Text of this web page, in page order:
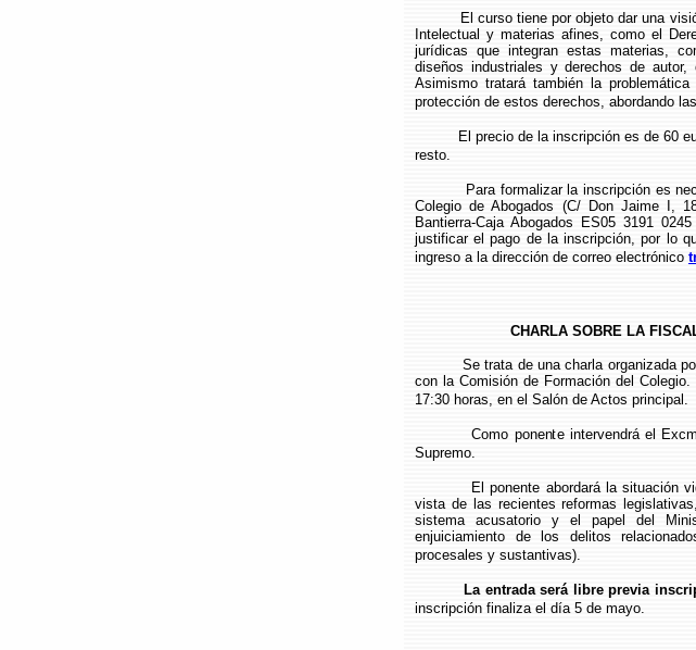
El curso tiene por objeto dar una visión
Intelectual y materias afines, como el
jurídicas que integran estas materias,
diseños industriales y derechos de
Asimismo tratará también la
protección de estos derechos, abordando
El precio de la inscripción es de 60
resto.
Para formalizar la inscripción es
Colegio de Abogados (C/ Don Jaime I,
Bantierra-Caja Abogados ES05 3191
justificar el pago de la inscripción, por lo
ingreso a la dirección de correo electrónico
CHARLA SOBRE LA
Se trata de una charla organizada por
con la Comisión de Formación del
17:30 horas, en el Salón de Actos principal.
Como ponente intervendrá el Excmo.
Supremo.
El ponente abordará la situación
vista de las recientes reformas
sistema acusatorio y el papel del
enjuiciamiento de los delitos
procesales y sustantivas).
La entrada será libre previa
inscripción finaliza el día 5 de mayo.